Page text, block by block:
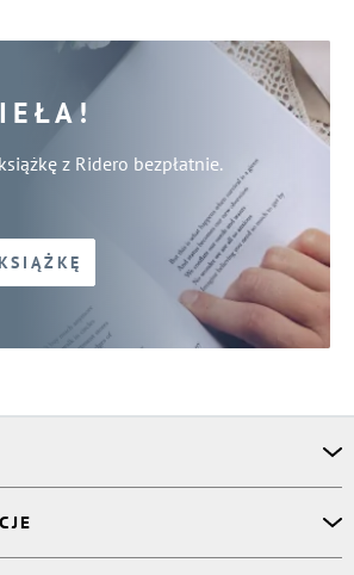
z Ridero bezpłatnie.